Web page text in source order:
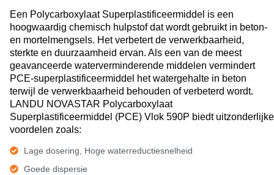
Een Polycarboxylaat Superplastificeermiddel is een
hoogwaardig chemisch hulpstof dat wordt gebruikt in beton-
en mortelmengsels. Het verbetert de verwerkbaarheid,
sterkte en duurzaamheid ervan. Als een van de meest
geavanceerde waterverminderende middelen vermindert
PCE-superplastificeermiddel het watergehalte in beton
terwijl de verwerkbaarheid behouden of verbeterd wordt.
LANDU NOVASTAR Polycarboxylaat
Superplastificeermiddel (PCE) Vlok 590P biedt uitzonderlijke
voordelen zoals:
Lage dosering, Hoge waterreductiesnelheid
Goede dispersie